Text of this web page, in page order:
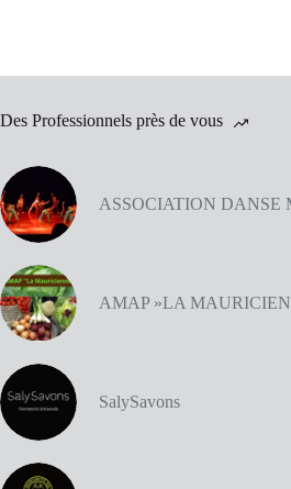
Des Professionnels près de vous
ASSOCIATION DANSE
AMAP »LA
SalySavons